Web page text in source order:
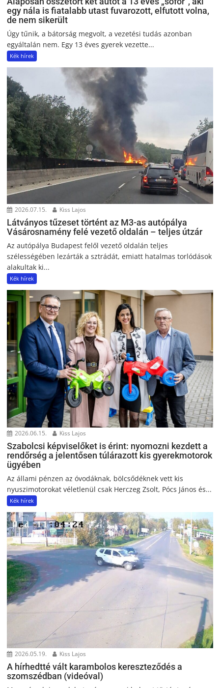
egy nála is fiatalabb utast fuvarozott, elfutott volna,
de nem sikerült
Úgy tűnik, a bátorság megvolt, a vezetési tudás azonban
egyáltalán nem. Egy 13 éves gyerek vezette...
Kék hírek
2026.07.15. Kiss Lajos
Látványos tűzeset történt az M3-as autópálya
Vásárosnamény felé vezető oldalán – teljes útzár
Az autópálya Budapest felől vezető oldalán teljes
szélességében lezárták a sztrádát, emiatt hatalmas torlódások
alakultak ki...
Kék hírek
2026.06.15. Kiss Lajos
Szabolcsi képviselőket is érint: nyomozni kezdett a
rendőrség a jelentősen túlárazott kis gyerekmotorok
ügyében
Az állami pénzen az óvodáknak, bölcsődéknek vett kis
nyuszimotorokat véletlenül csak Herczeg Zsolt, Pócs János és...
Kék hírek
2026.05.19. Kiss Lajos
A hírhedtté vált karambolos kereszteződés a
szomszédban (videóval)